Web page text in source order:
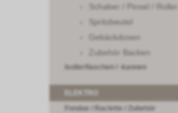
Schaber / Pinsel / Roller
Spritzbeutel
Gebäckdosen
Zubehör Backen
Isolierflaschen / -kannen
Fondue / Raclette / Zubehör